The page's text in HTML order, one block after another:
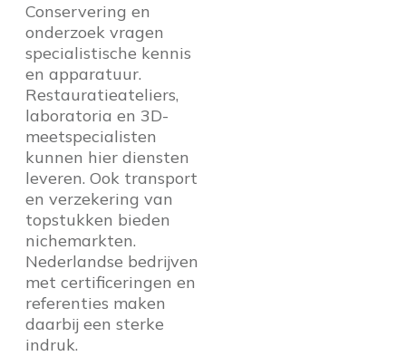
Conservering en
onderzoek vragen
specialistische kennis
en apparatuur.
Restauratieateliers,
laboratoria en 3D-
meetspecialisten
kunnen hier diensten
leveren. Ook transport
en verzekering van
topstukken bieden
nichemarkten.
Nederlandse bedrijven
met certificeringen en
referenties maken
daarbij een sterke
indruk.